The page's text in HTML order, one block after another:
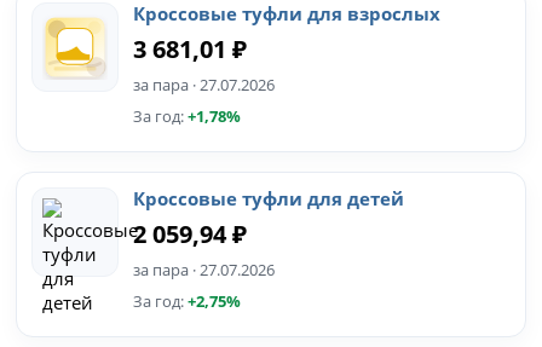
Кроссовые туфли для взрослых
3 681,01 ₽
за пара · 27.07.2026
За год:+1,78%
Кроссовые туфли для детей
2 059,94 ₽
за пара · 27.07.2026
За год:+2,75%